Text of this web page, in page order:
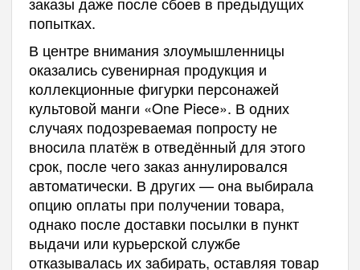
попытках.
В центре внимания злоумышленницы
оказались сувенирная продукция и
коллекционные фигурки персонажей
культовой манги «One Piece». В одних
случаях подозреваемая попросту не
вносила платёж в отведённый для этого
срок, после чего заказ аннулировался
автоматически. В других — она выбирала
опцию оплаты при получении товара,
однако после доставки посылки в пункт
выдачи или курьерской службе
отказывалась их забирать, оставляя товар